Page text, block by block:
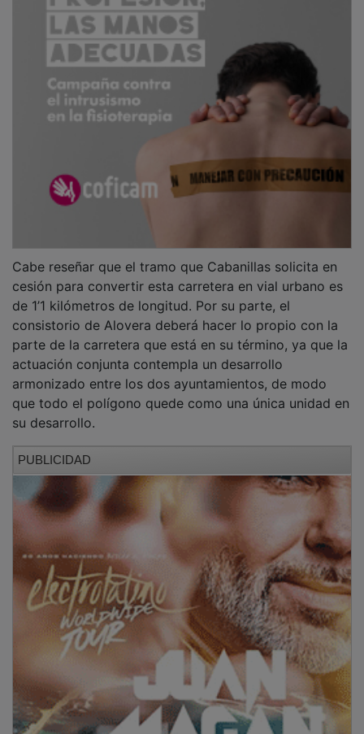
cesión para convertir esta carretera en vial urbano es
de 1’1 kilómetros de longitud. Por su parte, el
consistorio de Alovera deberá hacer lo propio con la
parte de la carretera que está en su término, ya que la
actuación conjunta contempla un desarrollo
armonizado entre los dos ayuntamientos, de modo
que todo el polígono quede como una única unidad en
su desarrollo.